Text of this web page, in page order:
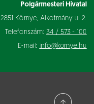
Polgármesteri Hivatal
2851 Környe, Alkotmány u. 2.
Telefonszám: 34 / 573 - 100
E-mail: info@kornye.hu